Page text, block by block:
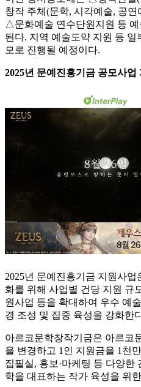
창작 주체(문학, 시각예술, 공
△문화예술 연수단원지원 등
된다. 지역 예술도약 지원 등
모로 진행될 예정이다.
2025년 문예진흥기금 공모사업
2025년 문예진흥기금 지원사
화를 위해 사업별 건당 지원 규
원사업 등을 확대하여 우수 예
경 조성 및 집중 육성을 강화한
아르코문학창작기금은 아르코
을 변경하고 1인 지원금을 1천
집필실, 홍보·마케팅 등 다양한
학을 대표하는 작가 육성을 위